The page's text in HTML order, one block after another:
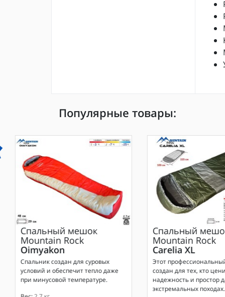
Популярные товары:
Спальный мешок
Mountain Rock
Oimyakon
Спальник создан для суровых
условий и обеспечит тепло даже
при минусовой температуре.
Спальный
Mountain Rock
Carelia XL
Этот
создан для тех, кто
надежность и простор
экстремальных походах.